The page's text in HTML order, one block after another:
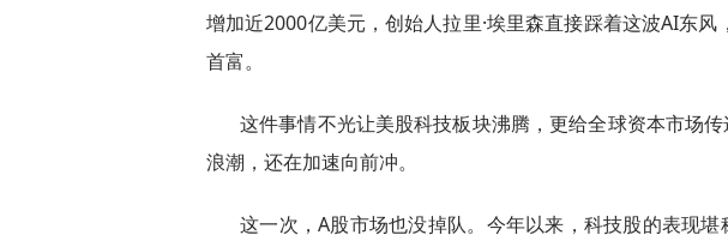
增加近2000亿美元，创始人拉里·埃里森直接踩着这波AI东
首富。
这件事情不光让美股科技板块沸腾，更给全球资本市场
浪潮，还在加速向前冲。
这一次，A股市场也没掉队。今年以来，科技股的表现